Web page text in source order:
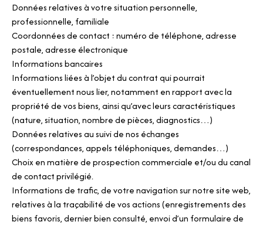
Données relatives à votre situation personnelle,
professionnelle, familiale
Coordonnées de contact : numéro de téléphone, adresse
postale, adresse électronique
Informations bancaires
Informations liées à l’objet du contrat qui pourrait
éventuellement nous lier, notamment en rapport avec la
propriété de vos biens, ainsi qu’avec leurs caractéristiques
(nature, situation, nombre de pièces, diagnostics…)
Données relatives au suivi de nos échanges
(correspondances, appels téléphoniques, demandes…)
Choix en matière de prospection commerciale et/ou du canal
de contact privilégié.
Informations de trafic, de votre navigation sur notre site web,
relatives à la traçabilité de vos actions (enregistrements des
biens favoris, dernier bien consulté, envoi d’un formulaire de